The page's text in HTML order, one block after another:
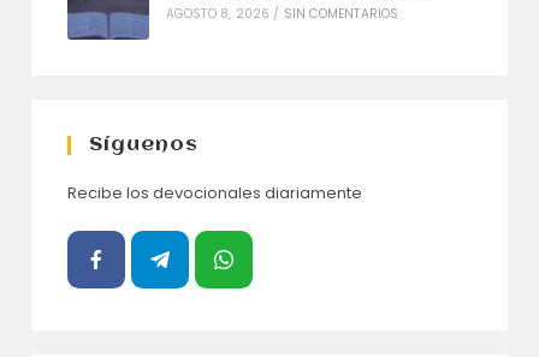
AGOSTO 8, 2026 / SIN COMENTARIOS
Síguenos
Recibe los devocionales diariamente